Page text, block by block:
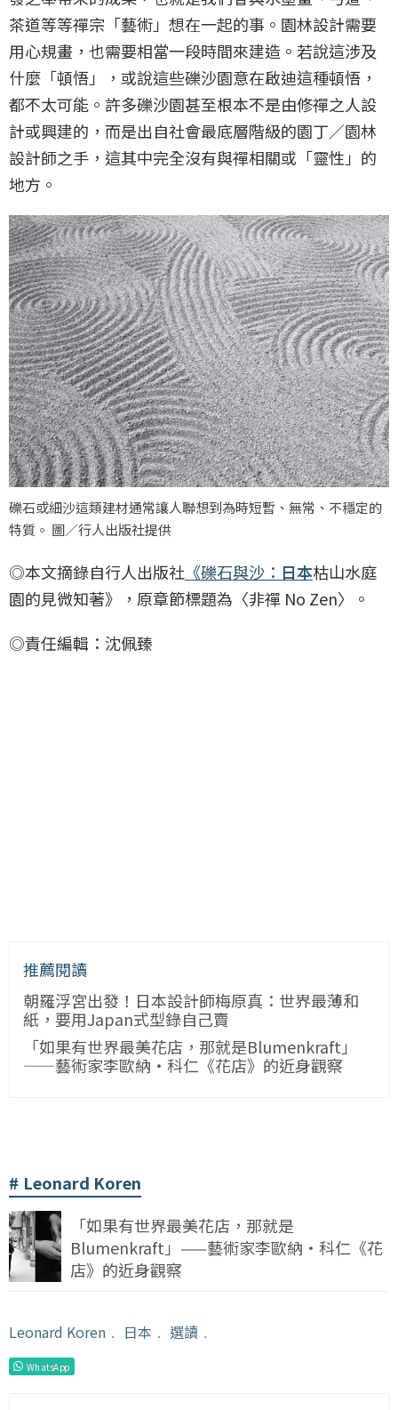
茶道等等禪宗「藝術」想在一起的事。園林設計需要
用心規畫，也需要相當一段時間來建造。若說這涉及
什麼「頓悟」，或說這些礫沙園意在啟迪這種頓悟，
都不太可能。許多礫沙園甚至根本不是由修禪之人設
計或興建的，而是出自社會最底層階級的園丁／園林
設計師之手，這其中完全沒有與禪相關或「靈性」的
地方。
礫石或細沙這類建材通常讓人聯想到為時短暫、無常、不穩定的
特質。 圖／行人出版社提供
◎本文摘錄自行人出版社 《礫石與沙： 日本枯山水庭
園的見微知著》，原章節標題為〈非禪 No Zen〉。
◎責任編輯：沈佩臻
推薦閱讀
朝羅浮宮出發！日本設計師梅原真：世界最薄和
紙，要用Japan式型錄自己賣
「如果有世界最美花店，那就是Blumenkraft」
——藝術家李歐納・科仁《花店》的近身觀察
Leonard Koren
「如果有世界最美花店，那就是
Blumenkraft」——藝術家李歐納・科仁《花
店》的近身觀察
Leonard Koren ﹒ 日本 ﹒ 選讀 ﹒
WhatsApp